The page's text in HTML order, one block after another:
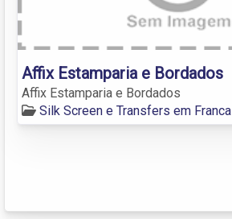
Affix Estamparia e Bordados
Affix Estamparia e Bordados
Silk Screen e Transfers em Franca